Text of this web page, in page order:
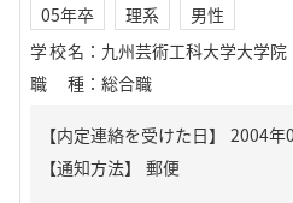
05年卒 理系
男性
学校名 ： 九州芸術工科大学大学院
職種 ： 総合職
【内定連絡を受けた日】
2004年
【通知方法】
郵便